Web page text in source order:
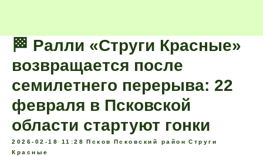
🏁 Ралли «Струги Красные»
возвращается после
семилетнего перерыва: 22
февраля в Псковской
области стартуют гонки
2026-02-18 11:28 Псков Псковский район Струги
Красные